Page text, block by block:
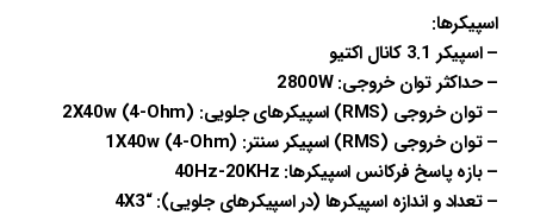
اسپیکرها:
– اسپیکر 3.1 کانال اکتیو
– حداکثر توان خروجی: 2800W
– توان خروجی (RMS) اسپیکرهای جلویی: 2X40w (4-Ohm)
– توان خروجی (RMS) اسپیکر سنتر: 1X40w (4-Ohm)
– بازه پاسخ فرکانس اسپیکرها: 40Hz-20KHz
– تعداد و اندازه اسپیکرها (در اسپیکرهای جلویی): “4X3